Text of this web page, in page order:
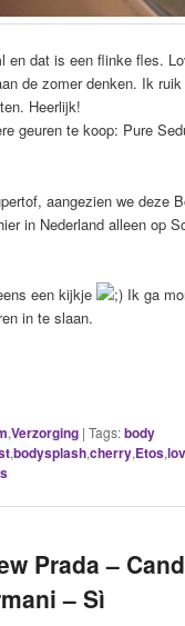
en dat is een flinke fles.
de zomer denken. Ik
Heerlijk!
geuren te koop: Pure
aangezien we deze
in Nederland alleen op
een kijkje
Ik ga
in te slaan.
,Verzorging |Tags:body
,bodysplash,cherry,Etos,
Prada –
– Sì